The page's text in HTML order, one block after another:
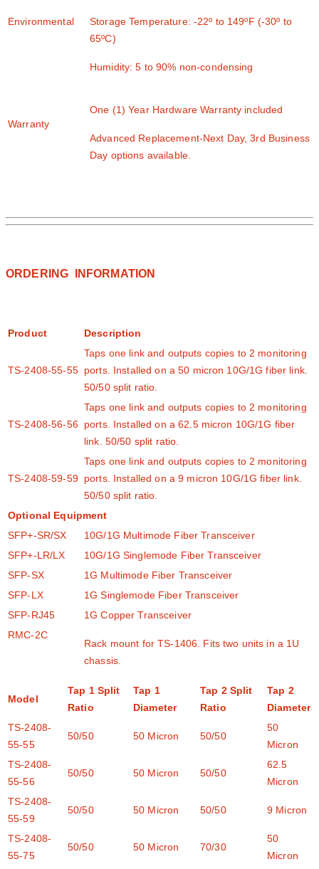
Environmental
Storage Temperature: -22º to 149ºF (-30º to
65ºC)
Humidity: 5 to 90% non-condensing
Warranty
One (1) Year Hardware Warranty included
Advanced Replacement-Next Day, 3rd Business
Day options available.
ORDERING INFORMATION
Product Description
TS-2408-55-55
Taps one link and outputs copies to 2 monitoring
ports. Installed on a 50 micron 10G/1G fiber link.
50/50 split ratio.
TS-2408-56-56
Taps one link and outputs copies to 2 monitoring
ports. Installed on a 62.5 micron 10G/1G fiber
link. 50/50 split ratio.
TS-2408-59-59
Taps one link and outputs copies to 2 monitoring
ports. Installed on a 9 micron 10G/1G fiber link.
50/50 split ratio.
Optional Equipment
SFP+-SR/SX
10G/1G Multimode Fiber Transceiver
SFP+-LR/LX
10G/1G Singlemode Fiber Transceiver
SFP-SX
1G Multimode Fiber Transceiver
SFP-LX
1G Singlemode Fiber Transceiver
SFP-RJ45
1G Copper Transceiver
RMC-2C
Rack mount for TS-1406. Fits two units in a 1U
chassis.
Model
Tap 1 Split
Ratio
Tap 1
Diameter
Tap 2 Split
Ratio
Tap 2
Diameter
TS-2408-
55-55
50/50 50 Micron 50/50
50
Micron
TS-2408-
55-56
50/50 50 Micron 50/50
62.5
Micron
TS-2408-
55-59
50/50 50 Micron 50/50 9 Micron
TS-2408-
55-75
50/50 50 Micron 70/30
50
Micron